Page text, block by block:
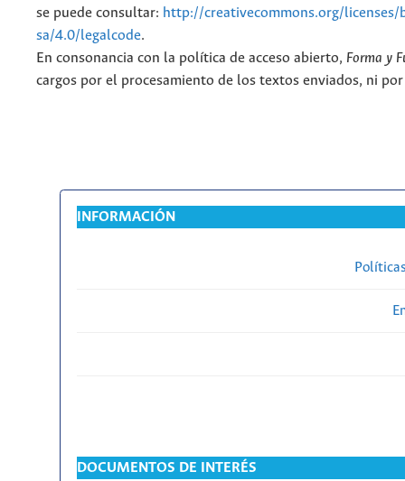
se puede consultar: http://creativecommons.org/licenses/
sa/4.0/legalcode.
En consonancia con la política de acceso abierto, Forma y
cargos por el procesamiento de los textos enviados, ni
INFORMACIÓN
DOCUMENTOS DE INTERÉS